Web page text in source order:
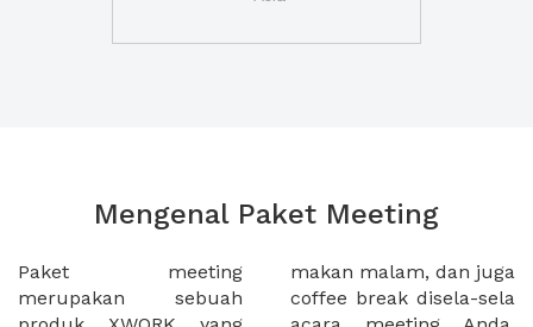
Mengenal Paket Meeting
Paket meeting
merupakan sebuah
makan malam, dan juga
coffee break disela-sela